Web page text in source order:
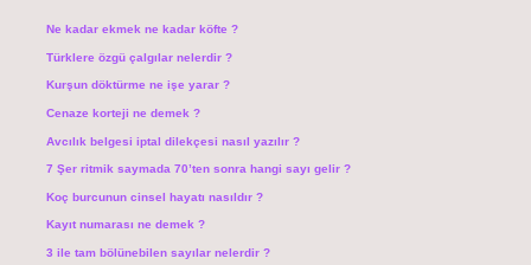
Ne kadar ekmek ne kadar köfte ?
Türklere özgü çalgılar nelerdir ?
Kurşun döktürme ne işe yarar ?
Cenaze korteji ne demek ?
Avcılık belgesi iptal dilekçesi nasıl yazılır ?
7 Şer ritmik saymada 70’ten sonra hangi sayı gelir ?
Koç burcunun cinsel hayatı nasıldır ?
Kayıt numarası ne demek ?
3 ile tam bölünebilen sayılar nelerdir ?